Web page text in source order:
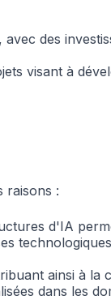
des
visant à
raisons :
d'IA
ainsi à la
dans les